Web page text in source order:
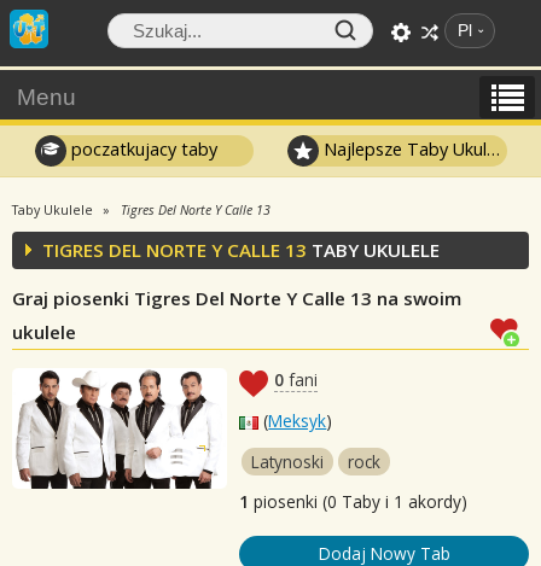
Pl
Menu
poczatkujacy taby Najlepsze Taby Ukulele
Taby Ukulele Tigres Del Norte Y Calle 13
TIGRES DEL NORTE Y CALLE 13 TABY UKULELE
Graj piosenki Tigres Del Norte Y Calle 13 na swoim
ukulele
0 fani
(Meksyk)
Latynoski
rock
1 piosenki (0 Taby i 1 akordy)
Dodaj Nowy Tab